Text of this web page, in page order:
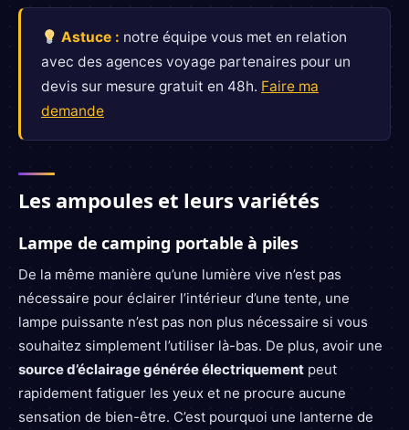
Astuce : notre équipe vous met en relation
avec des agences voyage partenaires pour un
devis sur mesure gratuit en 48h. Faire ma
demande
Les ampoules et leurs variétés
Lampe de camping portable à piles
De la même manière qu’une lumière vive n’est pas
nécessaire pour éclairer l’intérieur d’une tente, une
lampe puissante n’est pas non plus nécessaire si vous
souhaitez simplement l’utiliser là-bas. De plus, avoir une
source d’éclairage générée électriquement peut
rapidement fatiguer les yeux et ne procure aucune
sensation de bien-être. C’est pourquoi une lanterne de